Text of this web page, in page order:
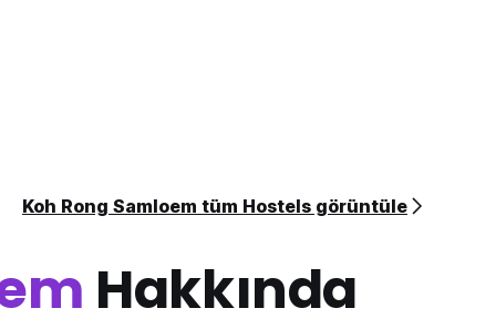
Koh Rong Samloem tüm Hostels görüntüle
Hakkında